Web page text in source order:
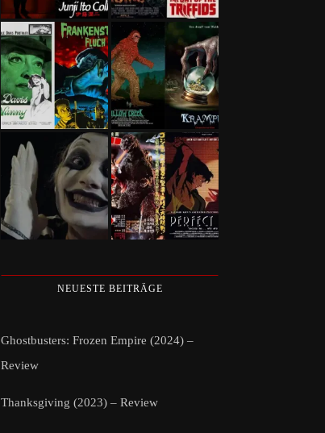
NEUESTE BEITRÄGE
Ghostbusters: Frozen Empire (2024) –
Review
Thanksgiving (2023) – Review